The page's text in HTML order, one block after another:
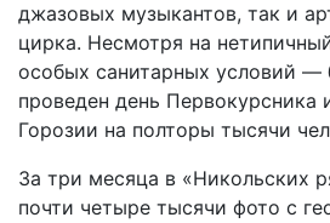
джазовых музыкантов, так и
цирка. Несмотря на
особых санитарных условий —
проведен день Первокурсника
Горозии на полторы тысячи
За три месяца в «Никольских
почти четыре тысячи фото с